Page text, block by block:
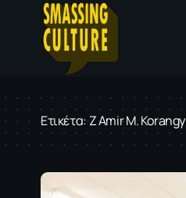
Ετικέτα:Z Amir M. Korangy